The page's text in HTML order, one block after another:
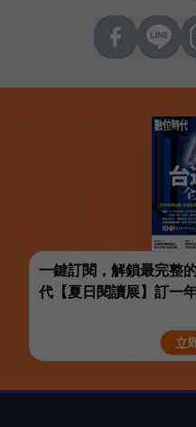
一鍵訂閱，解鎖最完整
代【夏日閱讀展】訂一
立